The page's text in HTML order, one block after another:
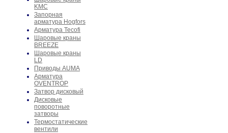
KMC
Запорная
арматура Hogfors
Арматура Tecofi
Шаровые краны
BREEZE
Шаровые краны
LD
Приводы AUMA
Арматура
OVENTROP
Затвор дисковый
Дисковые
поворотные
затворы
Термостатические
вентили